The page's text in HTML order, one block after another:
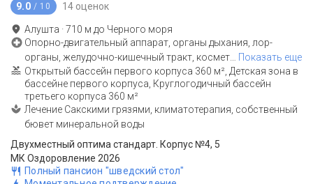
9.0 / 10 14 оценок
Алушта ·710 м до Черного моря
Опорно-двигательный аппарат, органы дыхания, лор-
органы, желудочно-кишечный тракт, космет
Показать еще
Открытый бассейн первого корпуса 360 м², Детская зона в
бассейне первого корпуса, Круглогодичный бассейн
третьего корпуса 360 м²
Лечение Сакскими грязями, климатотерапия, собственный
бювет минеральной воды
Двухместный оптима стандарт. Корпус №4, 5
МК Оздоровление 2026
Полный пансион "шведский стол"